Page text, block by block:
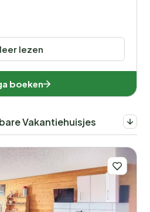
lezen
boeken
Vakantiehuisjes